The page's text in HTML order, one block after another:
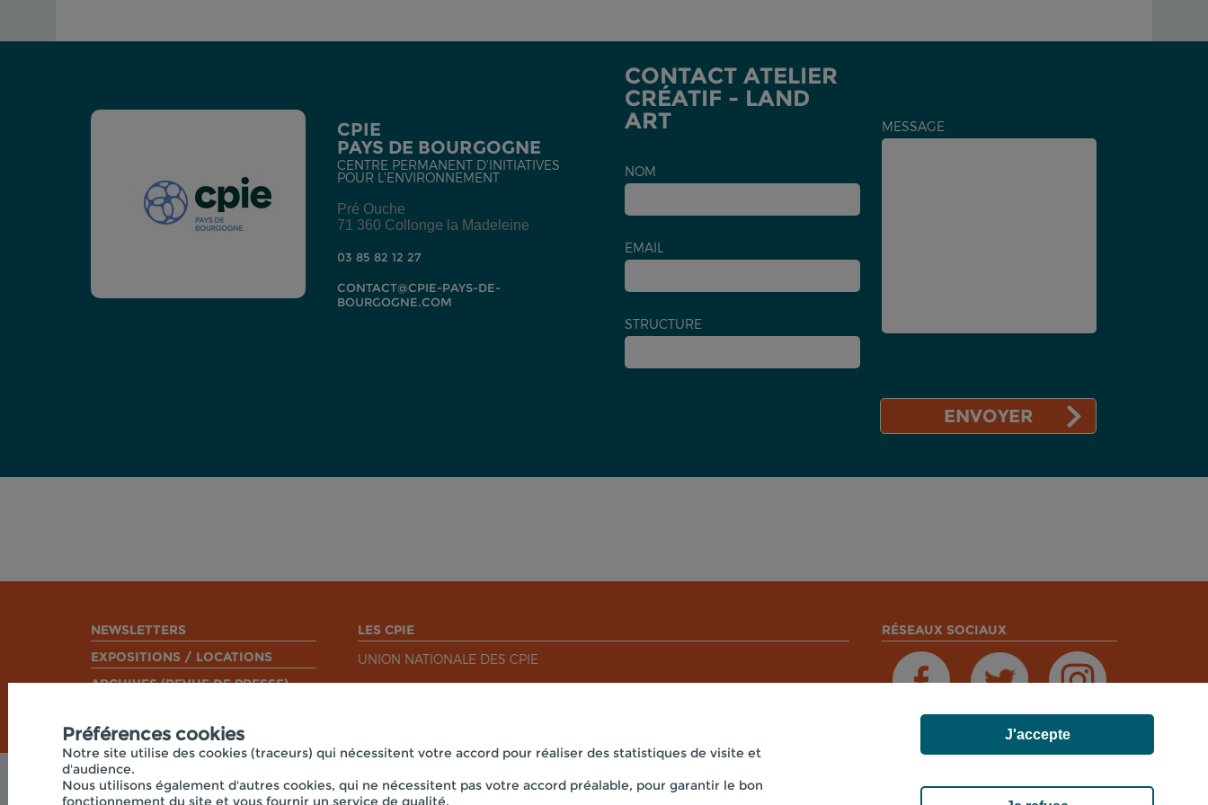
CPIE
PAYS DE BOURGOGNE
CENTRE PERMANENT D'INITIATIVES
POUR L'ENVIRONNEMENT
Pré Ouche
71 360 Collonge la Madeleine
03 85 82 12 27
CONTACT@CPIE-PAYS-DE-
BOURGOGNE.COM
CONTACT ATELIER
CRÉATIF - LAND
ART
NOM
EMAIL
STRUCTURE
MESSAGE
NEWSLETTERS
EXPOSITIONS / LOCATIONS
ARCHIVES (REVUE DE PRESSE)
LES CPIE
UNION NATIONALE DES CPIE
RÉSEAUX SOCIAUX
Mentions légales
Préférences cookies
Notre site utilise des cookies (traceurs) qui nécessitent votre accord pour réaliser des statistiques de visite et
d'audience.
Nous utilisons également d'autres cookies, qui ne nécessitent pas votre accord préalable, pour garantir le bon
fonctionnement du site et vous fournir un service de qualité.
J'accepte